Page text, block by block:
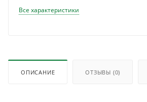
Все характеристики
ОПИСАНИЕ ОТЗЫВЫ (0)